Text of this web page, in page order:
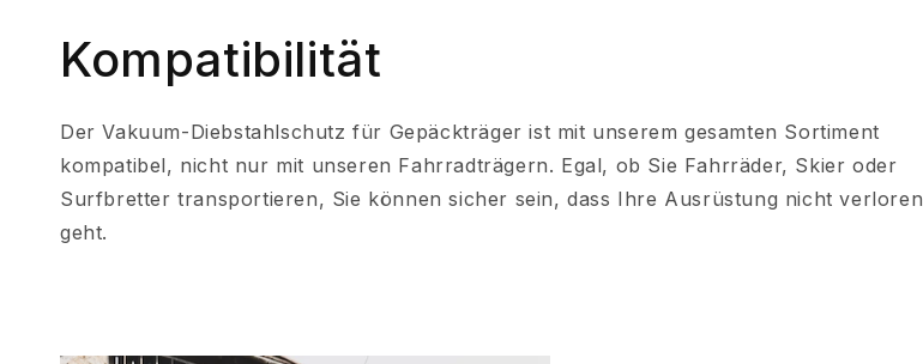
Kompatibilität
Der Vakuum-Diebstahlschutz für Gepäckträger ist mit unserem gesamten Sortiment
kompatibel, nicht nur mit unseren Fahrradträgern. Egal, ob Sie Fahrräder, Skier oder
Surfbretter transportieren, Sie können sicher sein, dass Ihre Ausrüstung nicht verloren
geht.